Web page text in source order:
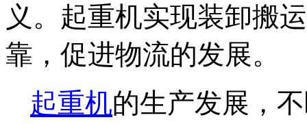
义。起重机实现装卸搬
靠，促进物流的发展。
起重机的生产发展，